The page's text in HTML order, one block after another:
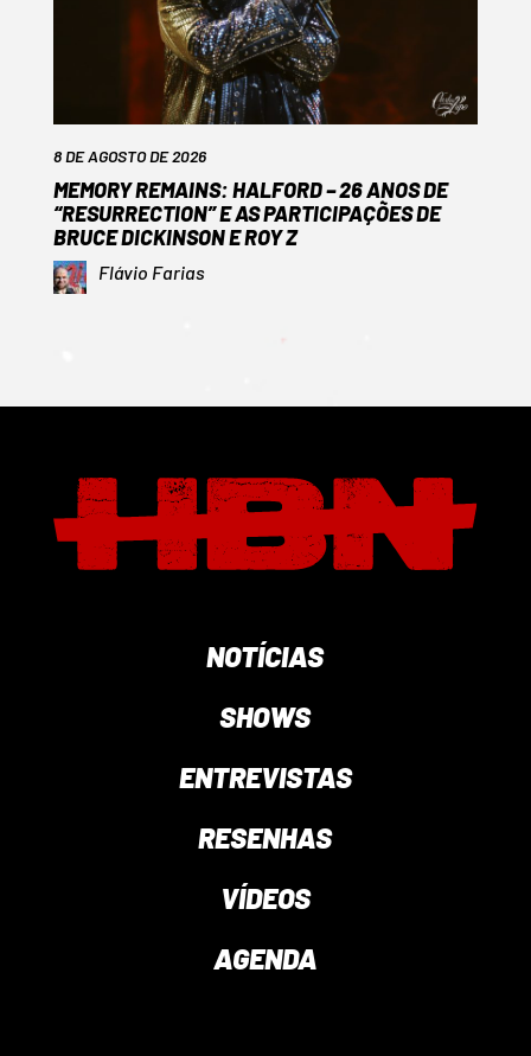
8 DE AGOSTO DE 2026
MEMORY REMAINS: HALFORD – 26 ANOS DE
“RESURRECTION” E AS PARTICIPAÇÕES DE
BRUCE DICKINSON E ROY Z
Flávio Farias
NOTÍCIAS
SHOWS
ENTREVISTAS
RESENHAS
VÍDEOS
AGENDA